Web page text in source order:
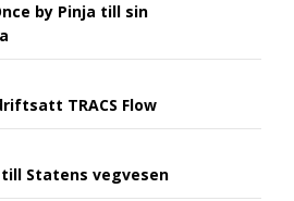
by Pinja till sin
TRACS Flow
Statens vegvesen